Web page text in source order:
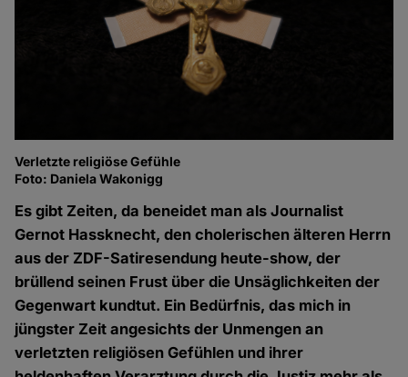
Verletzte religiöse Gefühle
Foto: Daniela Wakonigg
Es gibt Zeiten, da beneidet man als Journalist
Gernot Hassknecht, den cholerischen älteren Herrn
aus der ZDF-Satiresendung heute-show, der
brüllend seinen Frust über die Unsäglichkeiten der
Gegenwart kundtut. Ein Bedürfnis, das mich in
jüngster Zeit angesichts der Unmengen an
verletzten religiösen Gefühlen und ihrer